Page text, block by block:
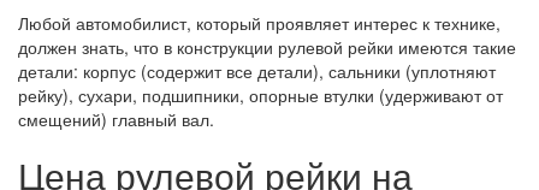
Любой автомобилист, который проявляет интерес к технике,
должен знать, что в конструкции рулевой рейки имеются такие
детали: корпус (содержит все детали), сальники (уплотняют
рейку), сухари, подшипники, опорные втулки (удерживают от
смещений) главный вал.
Цена рулевой рейки на